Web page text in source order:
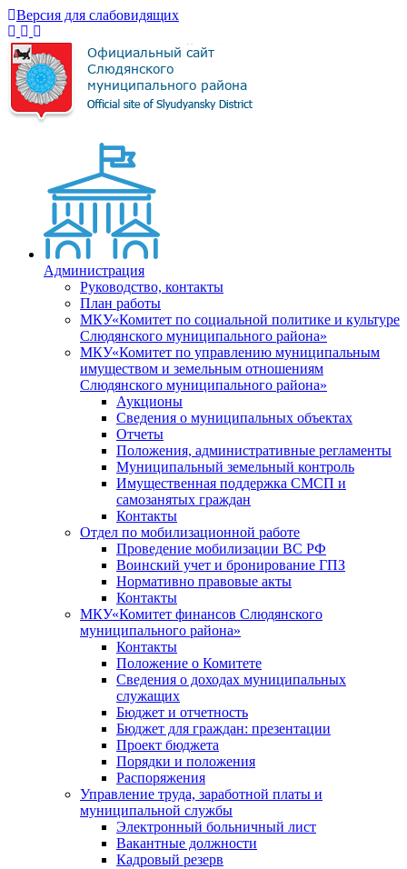
Версия для слабовидящих
Администрация
Руководство, контакты
План работы
МКУ«Комитет по социальной политике и культуре
Слюдянского муниципального района»
МКУ«Комитет по управлению муниципальным
имуществом и земельным отношениям
Слюдянского муниципального района»
Аукционы
Сведения о муниципальных объектах
Отчеты
Положения, административные регламенты
Муниципальный земельный контроль
Имущественная поддержка СМСП и
самозанятых граждан
Контакты
Отдел по мобилизационной работе
Проведение мобилизации ВС РФ
Воинский учет и бронирование ГПЗ
Нормативно правовые акты
Контакты
МКУ«Комитет финансов Слюдянского
муниципального района»
Контакты
Положение о Комитете
Сведения о доходах муниципальных
служащих
Бюджет и отчетность
Бюджет для граждан: презентации
Проект бюджета
Порядки и положения
Распоряжения
Управление труда, заработной платы и
муниципальной службы
Электронный больничный лист
Вакантные должности
Кадровый резерв